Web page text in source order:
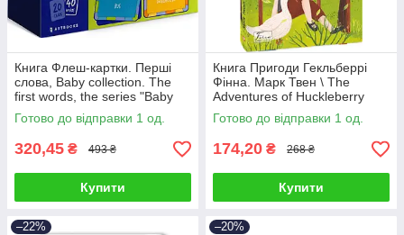
Книга Флеш-картки. Перші
слова, Baby collection. The
first words, the series "Baby
Collection"
Готово до відправки 1 од.
320,45 ₴ 493 ₴
Купити
Книга Пригоди Гекльберрі
Фінна. Марк Твен \ The
Adventures of Huckleberry
Finn. Mark Twain
Готово до відправки 1 од.
174,20 ₴ 268 ₴
Купити
–22% –20%